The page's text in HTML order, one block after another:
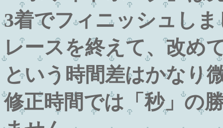
3着でフィニッシュし
レースを終えて、改め
という時間差はかなり
修正時間では「秒」の